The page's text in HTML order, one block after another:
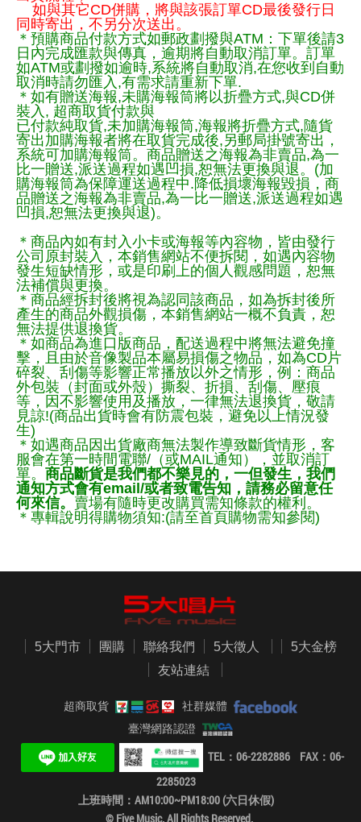
如與其它CD併購，將與該張訂單CD最後發行日
同時寄出，不另分次送出。
＊預購商品付款方式如郵政劃撥與ATM：下單後請3
日內完成匯款與傳真，逾期將自動取消訂單。訂單
如ATM或劃撥如逾時,系統將自動取消,在您收到自動
取消時請勿匯入,有需求請重新下單.
＊如有贈送海報,未購海報筒將以折疊方式,與CD併
裝入, 超商取貨付款與
已付款純取貨,未加購海報筒,海報將折疊方式,隨貨
寄出加購海報者將在取貨完成後,另郵局掛號寄出，
系統可加購海報筒。商品贈送之海報為非賣品,為一
比一贈送,派送過程如遇凹損,恕無法更換與退。(加
購海報筒為保障運送過程中.降低損壞海報毀損，商
品贈送之海報為非賣品,為一比一贈送,派送過程如遇
凹損,恕無法更換與退)。
＊商品內如有封入小卡或海報等內容物，皆由發行
公司原封裝入，本銷售網站不便拆閱，如遇內容物
發生短缺情形，或是印刷上的個人觀感問題，恕無
法補償與更換。
＊商品經拆封後將視為認同該商品，如為拆封後所
產生的商品外觀損傷，本銷售網站一概不負責，恕
無法提供退換貨。
＊如商品為進口版商品，配送過程中將無法避免撞
擊，且由於音像製品本屬易損傷之物品，如為CD片
碎裂、刮傷等影響正常播放以外之情形，例：商品
外包裝（封面或外殼）撕裂、折損、刮傷、壓痕
等，因不影響使用及播放，一律無法退換貨，敬請
見諒!(商品出貨時會有防震包裝，避免以上情況發
生)
＊如遇商品因出貨廠商無法製作導致斷貨情形，客
服會在第一時間電聯/（或MAIL通知），並取消訂
單。 商品斷貨是我們都不樂見的，一但發生，我們
通知方式會有email/或者致電告知，請務必留意任
何來信。 賣場有隨時更改購買需知條款的權利。
＊專輯說明得購物須知:(請至首頁購物需知參閱)
5大門市 團購 聯絡我們 5大徵人
5大金榜
友站連結
超商取貨
社群媒體
臺灣網路認證
TEL：06-2282886 FAX：06-
2285023
上班時間：AM10:00~PM18:00 (六日休假)
© Five Music. All Rights Reserved.